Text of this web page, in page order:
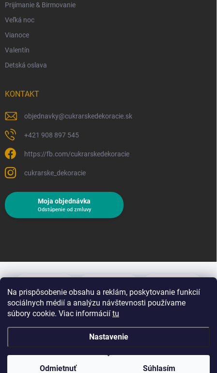
Na prispôsobenie obsahu a reklám, poskytovanie funkcií
sociálnych médií a analýzu návštevnosti používame
súbory cookie. Viac informácií tu
Nastavenie
Odmietnuť Súhlasím
Prijímanie & Birmovanie
Veľká noc
Vianoce
Valentín
Detská oslava
KONTAKT
objednavky@cukrarskedekoracie.sk
+421 908 897 545
https://fb.com/cukrarskedekoracie
cukrarske_dekoracie
Moja objednávka
Odstúpenie od zmluvy
Copyright 2026Cukrárske dekorácie. Všetky práva vyhradené.Upraviť